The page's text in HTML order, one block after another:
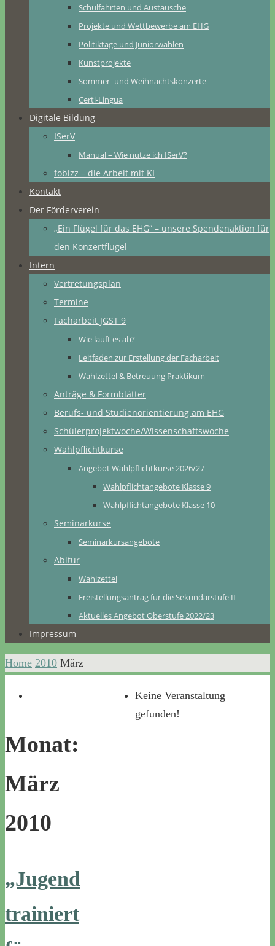
Schulfahrten und Austausche
Projekte und Wettbewerbe am EHG
Politiktage und Juniorwahlen
Kunstprojekte
Sommer- und Weihnachtskonzerte
Certi-Lingua
Digitale Bildung
ISerV
Manual – Wie nutze ich ISerV?
fobizz – die Arbeit mit KI
Kontakt
Der Förderverein
„Ein Flügel für das EHG“ – unsere Spendenaktion für
den Konzertflügel
Intern
Vertretungsplan
Termine
Facharbeit JGST 9
Wie läuft es ab?
Leitfaden zur Erstellung der Facharbeit
Wahlzettel & Betreuung Praktikum
Anträge & Formblätter
Berufs- und Studienorientierung am EHG
Schülerprojektwoche/Wissenschaftswoche
Wahlpflichtkurse
Angebot Wahlpflichtkurse 2026/27
Wahlpflichtangebote Klasse 9
Wahlpflichtangebote Klasse 10
Seminarkurse
Seminarkursangebote
Abitur
Wahlzettel
Freistellungsantrag für die Sekundarstufe II
Aktuelles Angebot Oberstufe 2022/23
Impressum
Home 2010 März
Monat:
März
2010
„Jugend
trainiert
Keine Veranstaltung
gefunden!